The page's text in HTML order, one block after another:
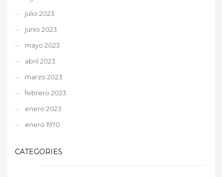
julio 2023
junio 2023
mayo 2023
abril 2023
marzo 2023
febrero 2023
enero 2023
enero 1970
CATEGORIES